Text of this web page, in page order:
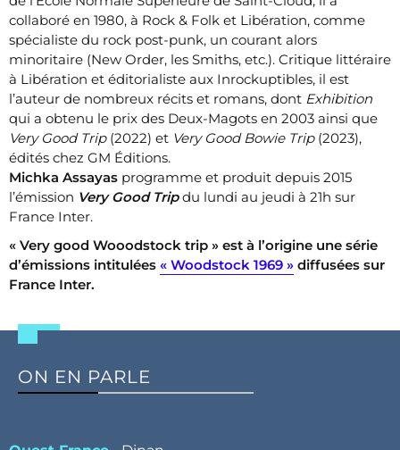
collaboré en 1980, à Rock & Folk et Libération, comme
spécialiste du rock post-punk, un courant alors
minoritaire (New Order, les Smiths, etc.). Critique littéraire
à Libération et éditorialiste aux Inrockuptibles, il est
l’auteur de nombreux récits et romans, dont Exhibition
qui a obtenu le prix des Deux-Magots en 2003 ainsi que
Very Good Trip(2022) et Very Good Bowie Trip(2023),
édités chez GM Éditions.
Michka Assayas programme et produit depuis 2015
l’émission Very Good Trip du lundi au jeudi à 21h sur
France Inter.
« Very good Wooodstock trip » est à l’origine une série
d’émissions intitulées « Woodstock 1969 » diffusées sur
France Inter.
ON EN PARLE